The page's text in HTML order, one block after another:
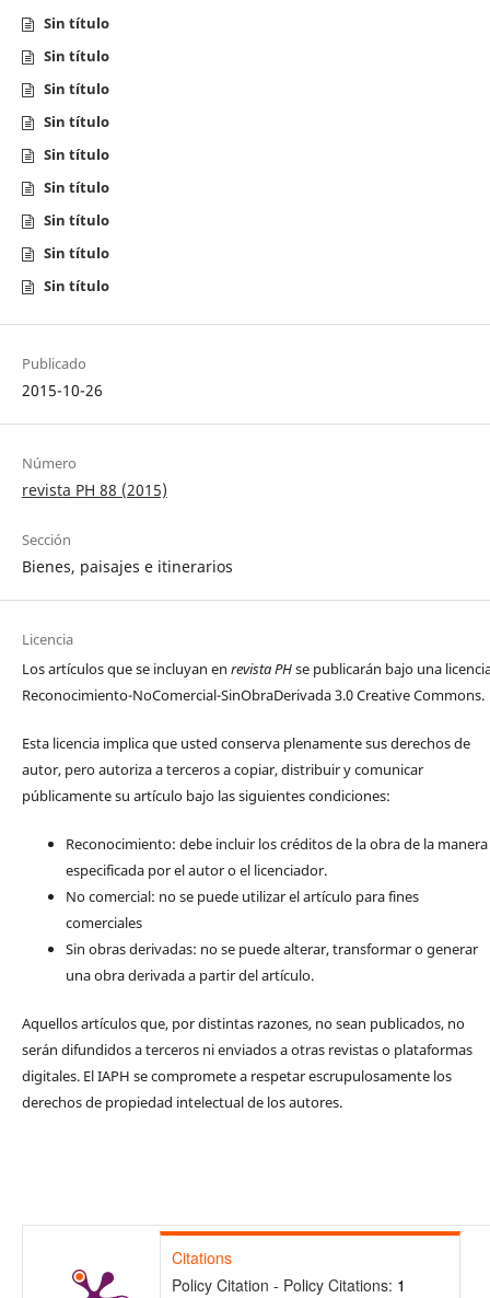
Sin título
Sin título
Sin título
Sin título
Sin título
Sin título
Sin título
Sin título
Sin título
Publicado
2015-10-26
Número
revista PH 88 (2015)
Sección
Bienes, paisajes e itinerarios
Licencia
Los artículos que se incluyan en revista PHse publicarán bajo una
Reconocimiento-NoComercial-SinObraDerivada 3.0 Creative Commons.
Esta licencia implica que usted conserva plenamente sus derechos de
autor, pero autoriza a terceros a copiar, distribuir y comunicar
públicamente su artículo bajo las siguientes condiciones:
Reconocimiento: debe incluir los créditos de la obra de la manera
especificada por el autor o el licenciador.
No comercial: no se puede utilizar el artículo para fines
comerciales
Sin obras derivadas: no se puede alterar, transformar o generar
una obra derivada a partir del artículo.
Aquellos artículos que, por distintas razones, no sean publicados, no
serán difundidos a terceros ni enviados a otras revistas o plataformas
digitales. El IAPH se compromete a respetar escrupulosamente los
derechos de propiedad intelectual de los autores.
Citations
Policy Citation - Policy Citations: 1